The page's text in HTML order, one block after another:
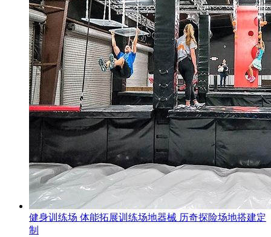
健身训练场 体能拓展训练场地器械 历奇探险场地搭建定
制